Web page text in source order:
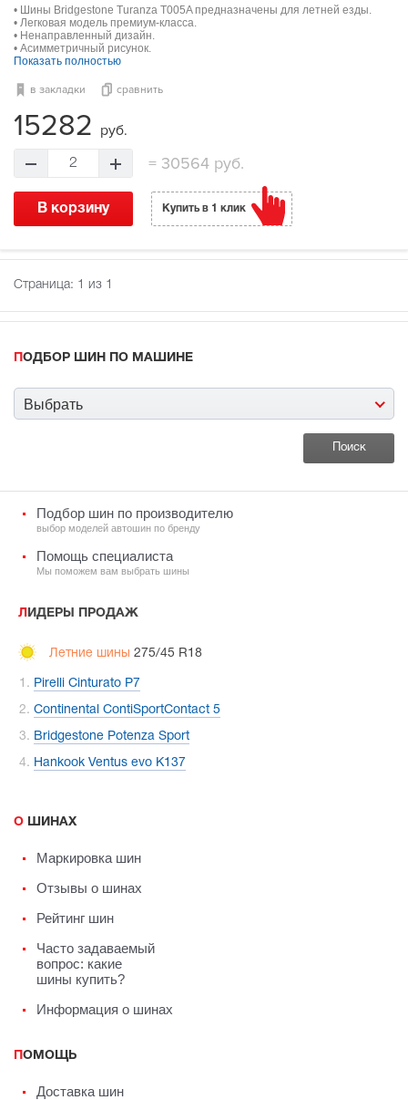
• Шины Bridgestone Turanza T005A предназначены для летней езды.
• Легковая модель премиум-класса.
• Ненаправленный дизайн.
• Асимметричный рисунок.
Показать полностью
в закладки сравнить
15282 руб.
2 = 30564 руб.
В корзину Купить в 1 клик
Страница: 1 из 1
ПОДБОР ШИН ПО МАШИНЕ
Выбрать
Подбор шин по производителю
выбор моделей автошин по бренду
Помощь специалиста
Мы поможем вам выбрать шины
ЛИДЕРЫ ПРОДАЖ
Летние шины 275/45 R18
Pirelli Cinturato P7
Continental ContiSportContact 5
Bridgestone Potenza Sport
Hankook Ventus evo K137
О ШИНАХ
Маркировка шин
Отзывы о шинах
Рейтинг шин
Часто задаваемый
вопрос: какие
шины купить?
Информация о шинах
ПОМОЩЬ
Доставка шин